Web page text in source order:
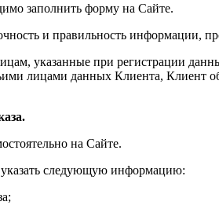
заполнить форму на Сайте.
и правильность информации,
указанные при регистрации
лицами данных Клиента, Клиент
на Сайте.
следующую информацию: